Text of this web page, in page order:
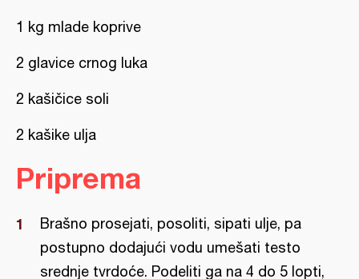
1 kg mlade koprive
2 glavice crnog luka
2 kašičice soli
2 kašike ulja
Priprema
Brašno prosejati, posoliti, sipati ulje, pa
postupno dodajući vodu umešati testo
srednje tvrdoće. Podeliti ga na 4 do 5 lopti,